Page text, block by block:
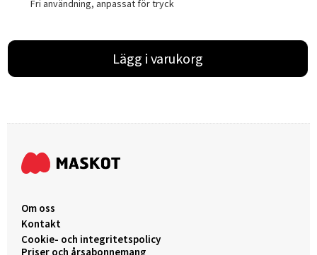
Fri användning, anpassat för tryck
Lägg i varukorg
Om oss
Kontakt
Cookie- och integritetspolicy
Priser och årsabonnemang